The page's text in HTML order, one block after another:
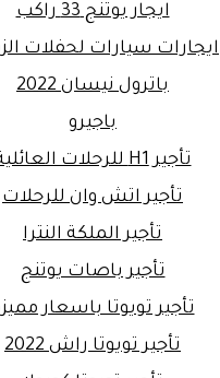
ايجار يوتنج 33 راكب
ايجارات سيارات لحفلات
باترول نيسان 2022
باجيرو
تأجير H1 للرحلات العائلية
تأجير اتش وان للرحلات
تأجير الملكة النترا
تأجير باصات يوتنج
تأجير تويوتا باسعار
تأجير تويوتا راش 2022